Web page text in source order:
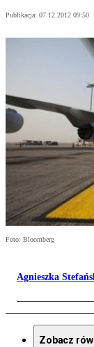
Publikacja: 07.12.2012 09:50
Foto: Bloomberg
Agnieszka
Zobacz